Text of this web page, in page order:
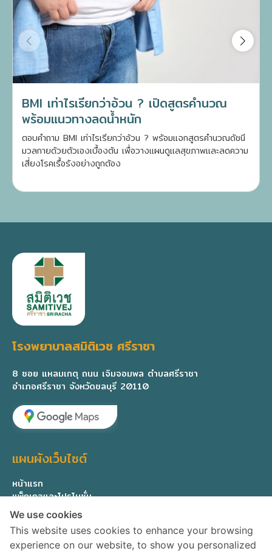
BMI เท่าไรเรียกว่าอ้วน ? เปิดสูตรคำนวณ
พร้อมแนวทางลดน้ำหนัก
ตอบคำถาม BMI เท่าไรเรียกว่าอ้วน ? พร้อมแจกสูตรคำนวณดัชนี
มวลกายด้วยตัวเองเบื้องต้น เพื่อวางแผนดูแลสุขภาพและลดความ
เสี่ยงโรคเรื้อรังอย่างถูกต้อง
โรงพยาบาลสมิติเวช ศรีราชา
8 ซอย แหลมเกตุ ถนน เจิมจอมพล ตำบลศรีราชา
อำเภอศรีราชา จังหวัดชลบุรี 20110
แผนผังเว็บไซต์
หน้าแรก
แพ็กเกจและโปรโมชั่น
ทีมแพทย์ผู้เชี่ยวชาญ
เกี่ยวกับเรา
ติดต่อสอบถาม
Privacy Policy
We use cookies
This website uses cookies to enhance your browsing
experience on our website, to show you personalized